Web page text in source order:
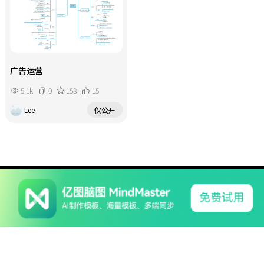
广告运营
5.1k 0 158
15
Lee
仅公开